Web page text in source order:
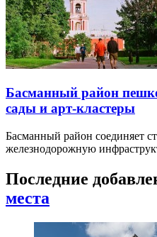
Басманный район
сады и арт-кластеры
Басманный район соединяет
железнодорожную
Последние
места